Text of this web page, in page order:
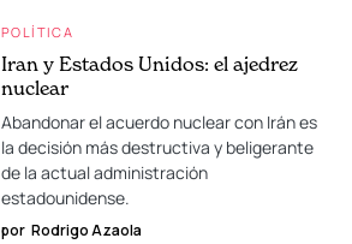
POLÍTICA
Iran y Estados Unidos: el ajedrez
nuclear
Abandonar el acuerdo nuclear con Irán es
la decisión más destructiva y beligerante
de la actual administración
estadounidense.
por Rodrigo Azaola